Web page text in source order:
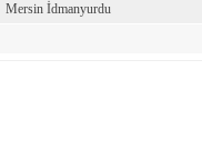
Mersin İdmanyurdu